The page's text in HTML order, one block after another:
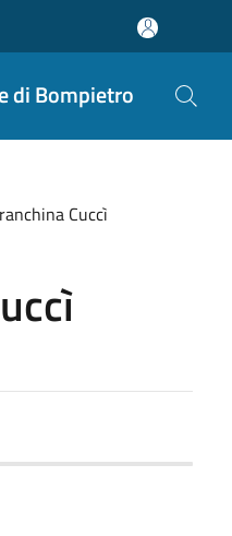
di Bompietro
Cuccì